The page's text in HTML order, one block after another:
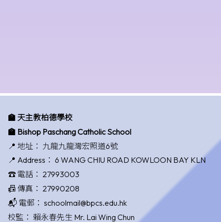
🏫 天主教柏德學校
🏫 Bishop Paschang Catholic School
📍 地址： 九龍九龍灣宏照道6號
📍 Address： 6 WANG CHIU ROAD KOWLOON BAY KLN
☎️ 電話： 27993003
📠 傳真： 27990208
📬 電郵： schoolmail@bpcs.edu.hk
校監： 賴永春先生 Mr. Lai Wing Chun